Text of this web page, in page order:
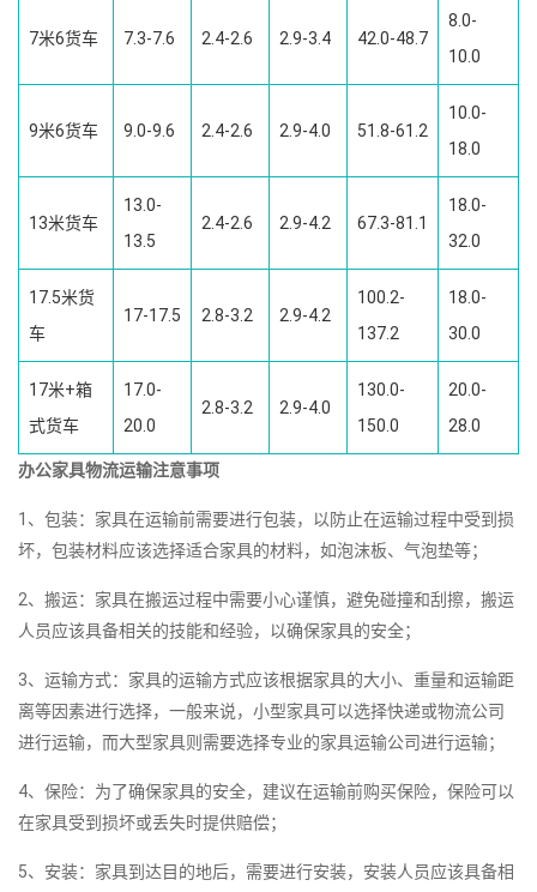
7米6货车 7.3-7.6 2.4-2.6 2.9-3.4 42.0-48.7
8.0-
10.0
9米6货车 9.0-9.6 2.4-2.6 2.9-4.0 51.8-61.2
10.0-
18.0
13米货车
13.0-
13.5
2.4-2.6 2.9-4.2 67.3-81.1
18.0-
32.0
17.5米货
车
17-17.5 2.8-3.2 2.9-4.2
100.2-
137.2
18.0-
30.0
17米+箱
式货车
17.0-
20.0
2.8-3.2 2.9-4.0
130.0-
150.0
20.0-
28.0
办公家具物流运输注意事项
1、包装：家具在运输前需要进行包装，以防止在运输过程中受到损
坏，包装材料应该选择适合家具的材料，如泡沫板、气泡垫等；
2、搬运：家具在搬运过程中需要小心谨慎，避免碰撞和刮擦，搬运
人员应该具备相关的技能和经验，以确保家具的安全；
3、运输方式：家具的运输方式应该根据家具的大小、重量和运输距
离等因素进行选择，一般来说，小型家具可以选择快递或物流公司
进行运输，而大型家具则需要选择专业的家具运输公司进行运输；
4、保险：为了确保家具的安全，建议在运输前购买保险，保险可以
在家具受到损坏或丢失时提供赔偿；
5、安装：家具到达目的地后，需要进行安装，安装人员应该具备相